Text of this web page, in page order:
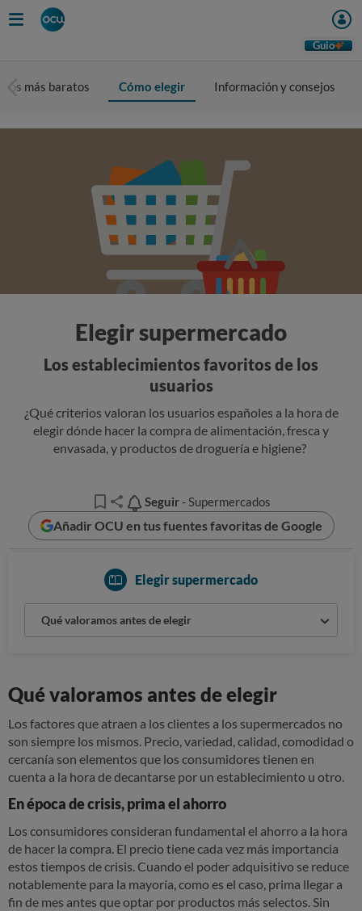
Guio
más baratos Cómo elegir Información y consejos
Elegir supermercado
Los establecimientos favoritos de los
usuarios
¿Qué criterios valoran los usuarios españoles a la hora de
elegir dónde hacer la compra de alimentación, fresca y
envasada, y productos de droguería e higiene?
Seguir
Seguir- Supermercados
Añadir OCU en tus fuentes favoritas de Google
Elegir supermercado
Qué valoramos antes de elegir
Qué valoramos antes de elegir
Los factores que atraen a los clientes a los supermercados no
son siempre los mismos. Precio, variedad, calidad, comodidad o
cercanía son elementos que los consumidores tienen en
cuenta a la hora de decantarse por un establecimiento u otro.
En época de crisis, prima el ahorro
Los consumidores consideran fundamental el ahorro a la hora
de hacer la compra. El precio tiene cada vez más importancia
estos tiempos de crisis. Cuando el poder adquisitivo se reduce
notablemente para la mayoría, como es el caso, prima llegar a
fin de mes antes que optar por productos más selectos. Sin